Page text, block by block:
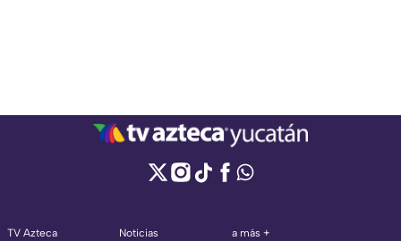
TV Azteca
Noticias
a más +